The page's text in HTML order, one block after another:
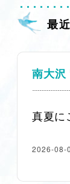
最
南大沢
真夏に
2026-08-